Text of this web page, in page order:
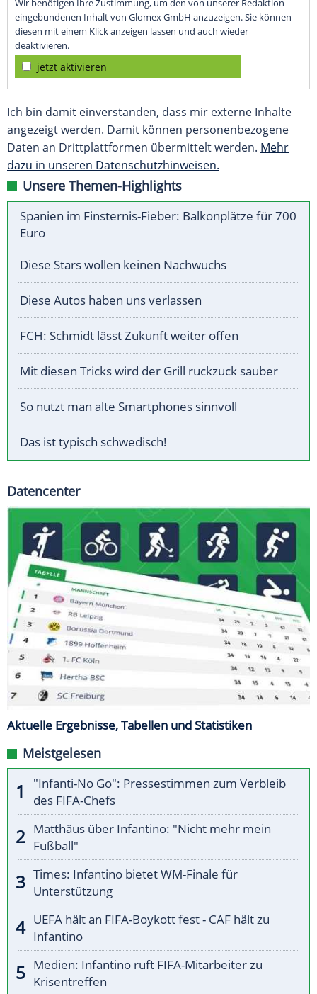
Wir benötigen Ihre Zustimmung, um den von unserer Redaktion
eingebundenen Inhalt von Glomex GmbH anzuzeigen. Sie können
diesen mit einem Klick anzeigen lassen und auch wieder
deaktivieren.
jetzt aktivieren
Ich bin damit einverstanden, dass mir externe Inhalte
angezeigt werden. Damit können personenbezogene
Daten an Drittplattformen übermittelt werden. Mehr
dazu in unseren Datenschutzhinweisen.
Unsere Themen-Highlights
Spanien im Finsternis-Fieber: Balkonplätze für 700
Euro
Diese Stars wollen keinen Nachwuchs
Diese Autos haben uns verlassen
FCH: Schmidt lässt Zukunft weiter offen
Mit diesen Tricks wird der Grill ruckzuck sauber
So nutzt man alte Smartphones sinnvoll
Das ist typisch schwedisch!
Datencenter
Aktuelle Ergebnisse, Tabellen und Statistiken
Meistgelesen
"Infanti-No Go": Pressestimmen zum Verbleib
des FIFA-Chefs
Matthäus über Infantino: "Nicht mehr mein
Fußball"
Times: Infantino bietet WM-Finale für
Unterstützung
UEFA hält an FIFA-Boykott fest - CAF hält zu
Infantino
Medien: Infantino ruft FIFA-Mitarbeiter zu
Krisentreffen